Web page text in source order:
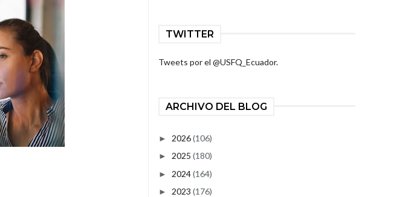
TWITTER
Tweets por el @USFQ_Ecuador.
ARCHIVO DEL BLOG
► 2026(106)
► 2025 (180)
► 2024(164)
► 2023 (176)